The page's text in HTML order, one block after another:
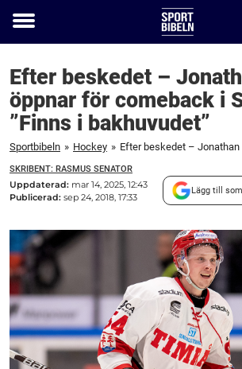
Toggle
Efter beskedet –
öppnar för comeback i
”Finns i bakhuvudet”
Sportbibeln » Hockey »
SKRIBENT: RASMUS SENATOR
Uppdaterad: mar 14, 2025, 12:43
Publicerad: sep 24, 2018, 17:33
Lägg till